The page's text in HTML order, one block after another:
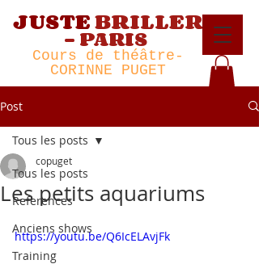
JUSTEBRILLER
-PARIS
Cours de théâtre -
CORINNE PUGET
Post
Tous les posts
References
Anciens shows
Training
Tous les posts
Les petits aquariums
copuget
https://youtu.be/Q6IcELAvjFk